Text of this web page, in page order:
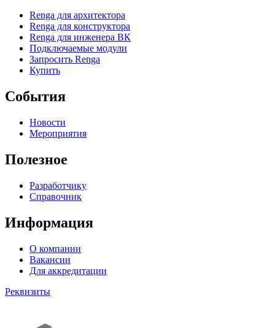
Renga для архитектора
Renga для конструктора
Renga для инженера ВК
Подключаемые модули
Запросить Renga
Купить
События
Новости
Мероприятия
Полезное
Разработчику
Справочник
Информация
О компании
Вакансии
Для аккредитации
Реквизиты